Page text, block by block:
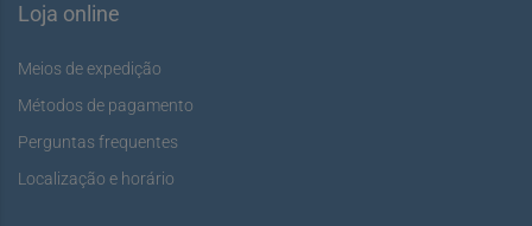
Loja online
Meios de expedição
Métodos de pagamento
Perguntas frequentes
Localização e horário